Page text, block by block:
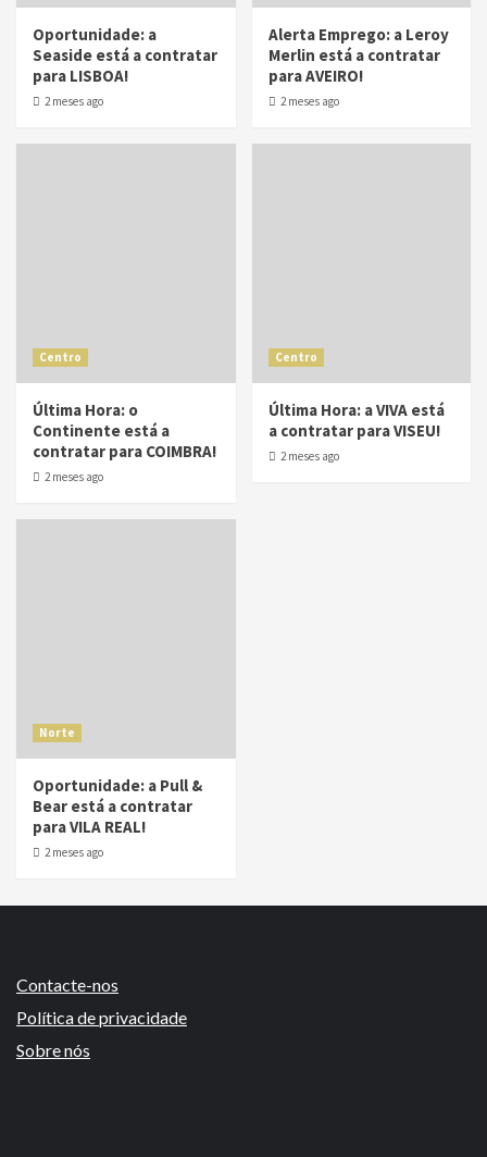
Oportunidade: a
Seaside está a contratar
para LISBOA!
2 meses ago
Alerta Emprego: a Leroy
Merlin está a contratar
para AVEIRO!
2 meses ago
Centro
Última Hora: o
Continente está a
contratar para COIMBRA!
2 meses ago
Centro
Última Hora: a VIVA está
a contratar para VISEU!
2 meses ago
Norte
Oportunidade: a Pull &
Bear está a contratar
para VILA REAL!
2 meses ago
Contacte-nos
Política de privacidade
Sobre nós